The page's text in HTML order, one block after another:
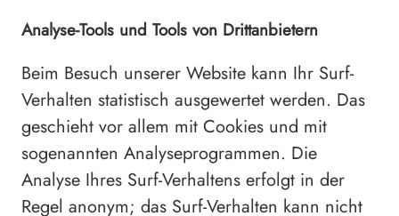
Analyse-Tools und Tools von Drittanbietern
Beim Besuch unserer Website kann Ihr Surf-
Verhalten statistisch ausgewertet werden. Das
geschieht vor allem mit Cookies und mit
sogenannten Analyseprogrammen. Die
Analyse Ihres Surf-Verhaltens erfolgt in der
Regel anonym; das Surf-Verhalten kann nicht